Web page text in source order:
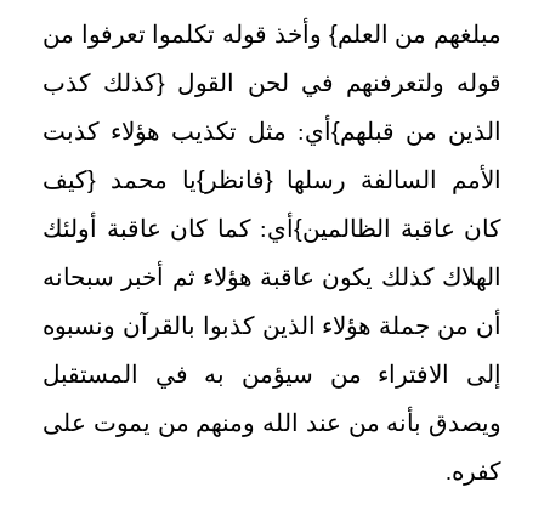
مبلغهم من العلم} وأخذ قوله تكلموا تعرفوا من
قوله ولتعرفنهم في لحن القول {كذلك كذب
الذين من قبلهم} أي: مثل تكذيب هؤلاء كذبت
الأمم السالفة رسلها{فانظر}يا محمد {كيف
كان عاقبة الظالمين} أي: كما كان عاقبة أولئك
الهلاك كذلك يكون عاقبة هؤلاء ثم أخبر سبحانه
أن من جملة هؤلاء الذين كذبوا بالقرآن ونسبوه
إلى الافتراء من سيؤمن به في المستقبل
ويصدق بأنه من عند الله ومنهم من يموت على
كفره.